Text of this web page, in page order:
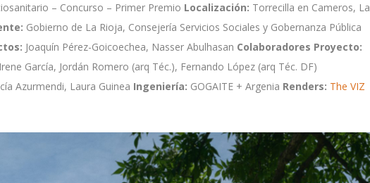
– Concurso – Primer Premio Localización: Torrecilla en Cameros, La
Gobierno de La Rioja, Consejería Servicios Sociales y Gobernanza Pública
Joaquín Pérez-Goicoechea, Nasser Abulhasan Colaboradores Proyecto:
García, Jordán Romero (arq Téc.), Fernando López (arq Téc. DF)
Azurmendi, Laura Guinea Ingeniería: GOGAITE + Argenia Renders: The VIZ